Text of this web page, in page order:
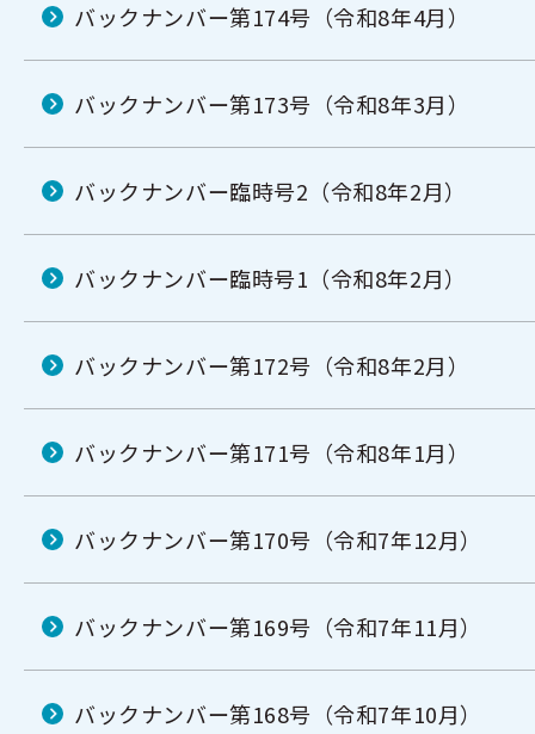
バックナンバー第174号（令和8年4月）
バックナンバー第173号（令和8年3月）
バックナンバー臨時号2（令和8年2月）
バックナンバー臨時号1（令和8年2月）
バックナンバー第172号（令和8年2月）
バックナンバー第171号（令和8年1月）
バックナンバー第170号（令和7年12月）
バックナンバー第169号（令和7年11月）
バックナンバー第168号（令和7年10月）